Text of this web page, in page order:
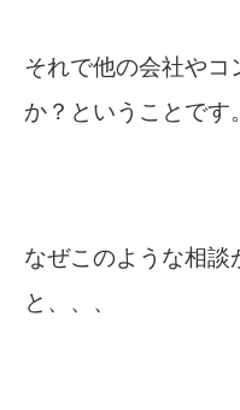
それで他の会社や
か？ということです。
なぜこのような相談
と、、、